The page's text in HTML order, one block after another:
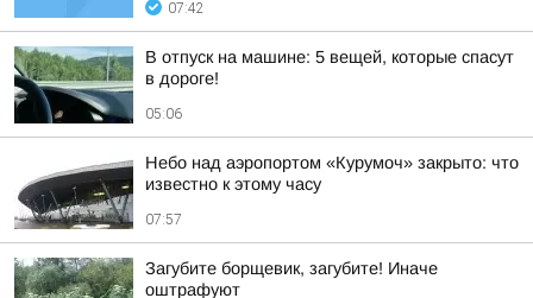
07:42
В отпуск на машине: 5 вещей, которые спасут
в дороге!
05:06
Небо над аэропортом «Курумоч» закрыто: что
известно к этому часу
07:57
Загубите борщевик, загубите! Иначе
оштрафуют